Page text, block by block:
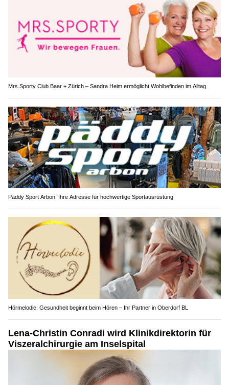
Mrs.Sporty Club Baar + Zürich – Sandra Heim ermöglicht Wohlbefinden im Alltag
Päddy Sport Arbon: Ihre Adresse für hochwertige Sportausrüstung
Hörmelodie: Gesundheit beginnt beim Hören – Ihr Partner in Oberdorf BL
Lena-Christin Conradi wird Klinikdirektorin für
Viszeralchirurgie am Inselspital